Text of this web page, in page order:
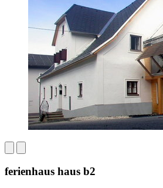
ferienhaus haus b2